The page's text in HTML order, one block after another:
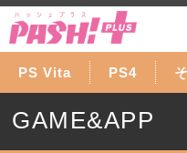
PS Vita PS4
GAME&APP